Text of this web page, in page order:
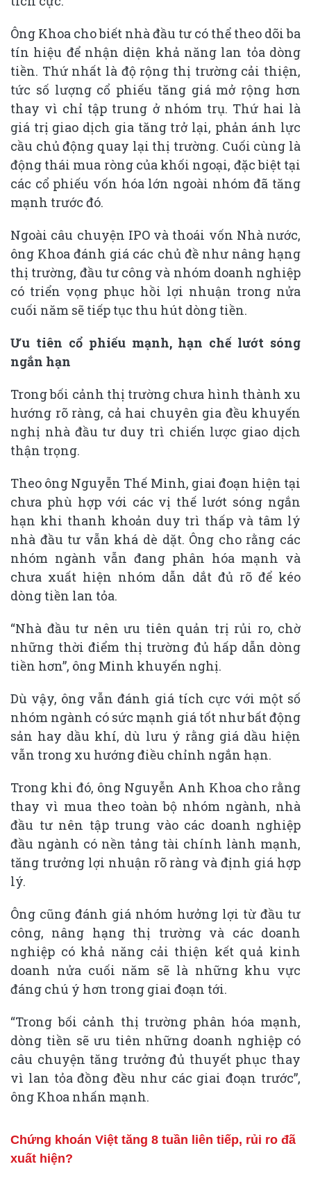
Ông Khoa cho biết nhà đầu tư có thể theo dõi ba
tín hiệu để nhận diện khả năng lan tỏa dòng
tiền. Thứ nhất là độ rộng thị trường cải thiện,
tức số lượng cổ phiếu tăng giá mở rộng hơn
thay vì chỉ tập trung ở nhóm trụ. Thứ hai là
giá trị giao dịch gia tăng trở lại, phản ánh lực
cầu chủ động quay lại thị trường. Cuối cùng là
động thái mua ròng của khối ngoại, đặc biệt tại
các cổ phiếu vốn hóa lớn ngoài nhóm đã tăng
mạnh trước đó.
Ngoài câu chuyện IPO và thoái vốn Nhà nước,
ông Khoa đánh giá các chủ đề như nâng hạng
thị trường, đầu tư công và nhóm doanh nghiệp
có triển vọng phục hồi lợi nhuận trong nửa
cuối năm sẽ tiếp tục thu hút dòng tiền.
Ưu tiên cổ phiếu mạnh, hạn chế lướt sóng
ngắn hạn
Trong bối cảnh thị trường chưa hình thành xu
hướng rõ ràng, cả hai chuyên gia đều khuyến
nghị nhà đầu tư duy trì chiến lược giao dịch
thận trọng.
Theo ông Nguyễn Thế Minh, giai đoạn hiện tại
chưa phù hợp với các vị thế lướt sóng ngắn
hạn khi thanh khoản duy trì thấp và tâm lý
nhà đầu tư vẫn khá dè dặt. Ông cho rằng các
nhóm ngành vẫn đang phân hóa mạnh và
chưa xuất hiện nhóm dẫn dắt đủ rõ để kéo
dòng tiền lan tỏa.
“Nhà đầu tư nên ưu tiên quản trị rủi ro, chờ
những thời điểm thị trường đủ hấp dẫn dòng
tiền hơn”, ông Minh khuyến nghị.
Dù vậy, ông vẫn đánh giá tích cực với một số
nhóm ngành có sức mạnh giá tốt như bất động
sản hay dầu khí, dù lưu ý rằng giá dầu hiện
vẫn trong xu hướng điều chỉnh ngắn hạn.
Trong khi đó, ông Nguyễn Anh Khoa cho rằng
thay vì mua theo toàn bộ nhóm ngành, nhà
đầu tư nên tập trung vào các doanh nghiệp
đầu ngành có nền tảng tài chính lành mạnh,
tăng trưởng lợi nhuận rõ ràng và định giá hợp
lý.
Ông cũng đánh giá nhóm hưởng lợi từ đầu tư
công, nâng hạng thị trường và các doanh
nghiệp có khả năng cải thiện kết quả kinh
doanh nửa cuối năm sẽ là những khu vực
đáng chú ý hơn trong giai đoạn tới.
“Trong bối cảnh thị trường phân hóa mạnh,
dòng tiền sẽ ưu tiên những doanh nghiệp có
câu chuyện tăng trưởng đủ thuyết phục thay
vì lan tỏa đồng đều như các giai đoạn trước”,
ông Khoa nhấn mạnh.
Chứng khoán Việt tăng 8 tuần liên tiếp, rủi ro đã
xuất hiện?